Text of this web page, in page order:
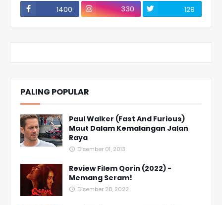
1400 330 129
PALING POPULAR
Paul Walker (Fast And Furious)
Maut Dalam Kemalangan Jalan
Raya
Disember 01, 2013
Review Filem Qorin (2022) -
Memang Seram!
Disember 28, 2022